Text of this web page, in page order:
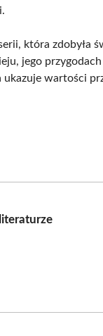
która zdobyła
jego
wartości